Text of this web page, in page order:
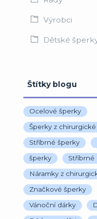
Výrobci
Dětské
Štítky blogu
Ocelové šperky
Šperky z
Stříbrné šperky
šperky
Stříbrné
Náramky z
Značkové šperky
Vánoční dárky